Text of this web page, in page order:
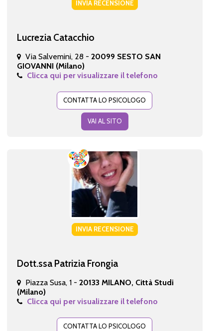
INVIA RECENSIONE
Lucrezia Catacchio
Via Salvemini, 28 - 20099 SESTO SAN
GIOVANNI (Milano)
Clicca qui per visualizzare il telefono
CONTATTA LO PSICOLOGO
VAI AL SITO
INVIA RECENSIONE
Dott.ssa Patrizia Frongia
Piazza Susa, 1 - 20133 MILANO, Città Studi
(Milano)
Clicca qui per visualizzare il telefono
CONTATTA LO PSICOLOGO